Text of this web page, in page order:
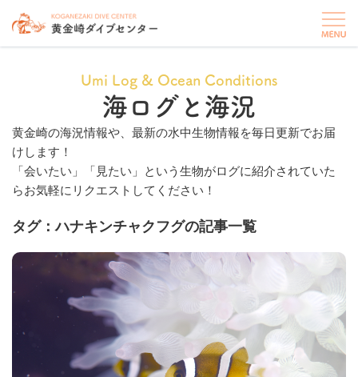
Umi Log & Ocean Conditions
海ログと海況
黄金崎の海況情報や、最新の水中生物情報を毎日更新でお届
けします！
「会いたい」「見たい」という生物がログに紹介されていた
らお気軽にリクエストしてください！
タグ：ハナキンチャクフグの記事一覧